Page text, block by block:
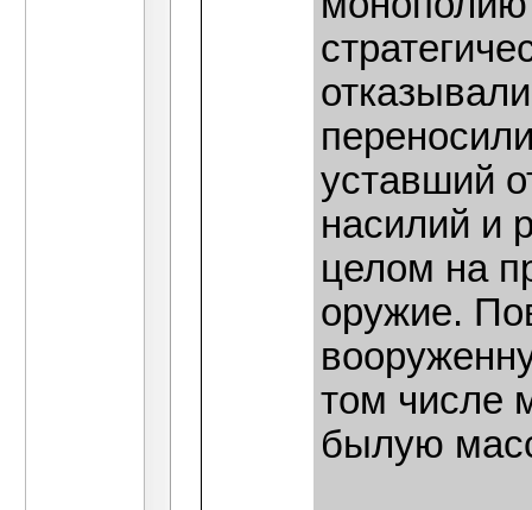
уставший
насилий и
целом на
оружие.
том числе
былую